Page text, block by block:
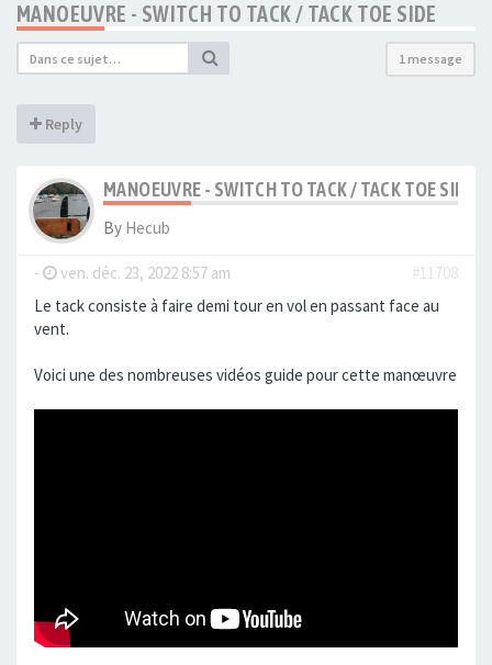
MANOEUVRE - SWITCH TO TACK / TACK TOE SIDE
1 message
Reply
MANOEUVRE - SWITCH TO TACK / TACK TOE SIDE
By Hecub
- ven. déc. 23, 2022 8:57 am
#11708
Le tack consiste à faire demi tour en vol en passant face au
vent.
Voici une des nombreuses vidéos guide pour cette manœuvre